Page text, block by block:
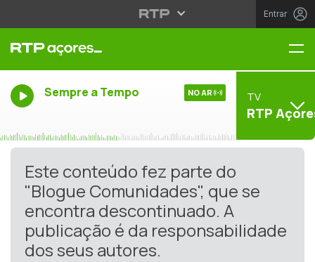
Entrar
Sempre a Tempo NO AR TV
RTP
Este conteúdo fez parte do
"Blogue Comunidades", que se
encontra descontinuado. A
publicação é da responsabilidade
dos seus autores.